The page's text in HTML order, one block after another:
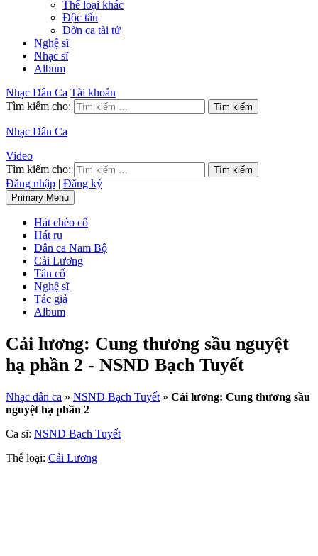
Thể loại khác
Độc tấu
Đờn ca tài tử
Nghệ sĩ
Nhạc sĩ
Album
Nhạc Dân Ca Tài khoản
Tìm kiếm cho:
Nhạc Dân Ca
Video
Tìm kiếm cho:
Đăng nhập | Đăng ký
Primary Menu
Hát chèo cổ
Hát ru
Dân ca Nam Bộ
Cải Lương
Tân cổ
Nghệ sĩ
Tác giả
Album
Cải lương: Cung thương sầu nguyệt
hạ phần 2 - NSND Bạch Tuyết
Nhạc dân ca » NSND Bạch Tuyết» Cải lương: Cung thương sầu
nguyệt hạ phần 2
Ca sĩ: NSND Bạch Tuyết
Thể loại: Cải Lương